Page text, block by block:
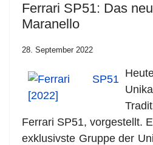
Ferrari SP51: Das
Maranello
28. September 2022
Ferrari SP51, vorgestellt.
exklusivste Gruppe der